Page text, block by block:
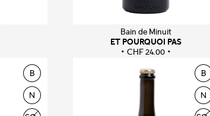
Bain de Minuit
ET POURQUOI PAS
CHF24.00